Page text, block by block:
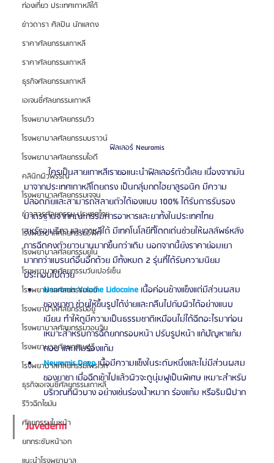
ท่องเที่ยว ประเทศเกาหลีใต้
ข่าวดารา ศิลปิน นักแสดง
ราคาศัลยกรรมเกาหลี
ราคาศัลยกรรมเกาหลี
ธุรกิจศัลยกรรมเกาหลี
เอเจนซี่ศัลยกรรมเกาหลี
โรงพยาบาลศัลยกรรมวิว
โรงพยาบาลศัลยกรรมบราวน์
โรงพยาบาลศัลยกรรมไอดี
คลินิกผิวพรรณ
โรงพยาบาลศัลยกรรมเจจุน
ข่าวสารศัลยกรรม ประเทศไทย
โรงพยาบาลศัลยกรรมอีพิก
โรงพยาบาลศัลยกรรมยูโน
โรงพยาบาลศัลยกรรมวันเปอร์เซ็น
โรงพยาบาลศัลยกรรมเอบี
โรงพยาบาลศัลยกรรมอียู
โรงพยาบาลศัลยกรรมวอนจิน
โรงพยาบาลศัลยกรรมอูรี
โรงพยาบาลศัลยกรรมไพรเวท
ธุรกิจเอเจนซี่ศัลยกรรมเกาหลี
รีวิวฉีดไขมัน
ศัลยกรรมใบหน้า
ยกกระชับหน้าอก
ฟิลเลอร์ Neuramis
	ใครเป็นสายเกาหลีเราขอแนะนำฟิลเลอร์ตัวนี้เลย เนื่องจากมัน
มาจากประเทศเกาหลีโดยตรง เป็นกลุ่มกดไฮยาลูรอนิค มีความ
ปลอดภัยและสามารถสลายตัวได้เองแบบ 100% ได้รับการรับรอง
มาตรฐานจากคณะกรรมการอาหารและยาทั้งในประเทศไทย
สหรัฐอเมริกา และเกาหลีใต้ มีเทคโนโลยีที่โดดเด่นช่วยให้ผลลัพธ์หลัง
การฉีดคงตัวยาวนานมากขึ้นกว่าเดิม นอกจากนี้ยังราคาย่อมเยา
มากกว่าแบรนด์อื่นอีกด้วย มีทั้งหมด 2 รุ่นที่ได้รับความนิยม
ประกอบไปด้วย
Neuramis Volume Lidocaine เนื้อค่อนข้างแข็งแต่มีส่วนผสม
ของยาชา ช่วยให้ขึ้นรูปได้ง่ายและกลืนไปกับผิวได้อย่างแนบ
เนียน ทำให้ดูมีความเป็นธรรมชาติเหมือนไม่ได้ฉีดอะไรมาก่อน
เหมาะสำหรับการฉีดยกกรอบหน้า ปรับรูปหน้า แก้ปัญหาแก้ม
ตอบ และเติมร่องแก้ม
Neuramis Deepเนื้อมีความแข็งในระดับหนึ่งและไม่มีส่วนผสม
ของยาชา เมื่อฉีดเข้าไปแล้วผิวจะดูนุ่มฟูเป็นพิเศษ เหมาะสำหรับ
บริเวณที่ผิวบาง อย่างเช่นร่องน้ำหมาก ร่องแก้ม หรือริมฝีปาก
Juvederm